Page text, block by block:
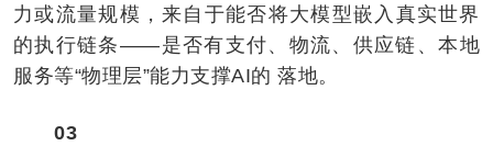
力或流量规模，来自于能否将大模型嵌入真实世界
的执行链条——是否有支付、物流、供应链、本地
服务等“物理层”能力支撑AI的 落地。
03